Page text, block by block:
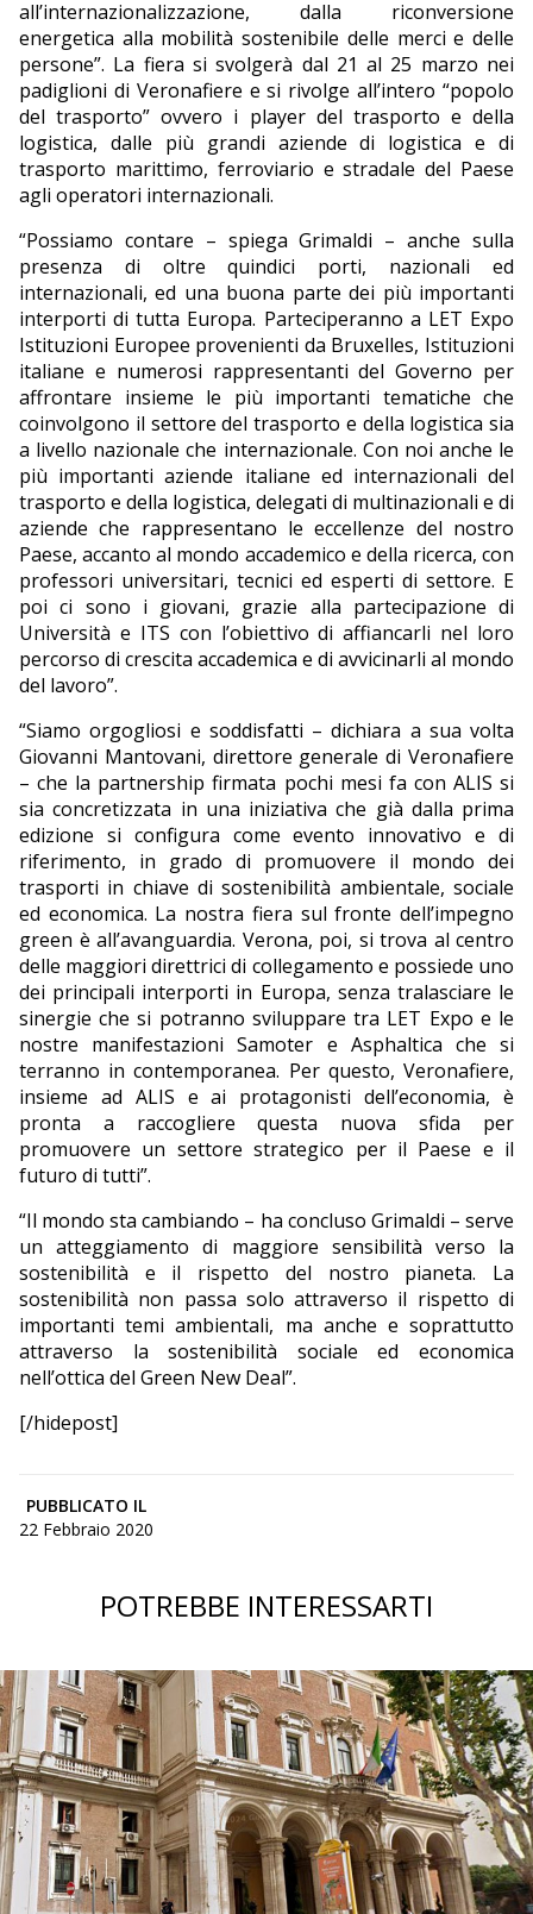
all’internazionalizzazione, dalla riconversione
energetica alla mobilità sostenibile delle merci e delle
persone”. La fiera si svolgerà dal 21 al 25 marzo nei
padiglioni di Veronafiere e si rivolge all’intero “popolo
del trasporto” ovvero i player del trasporto e della
logistica, dalle più grandi aziende di logistica e di
trasporto marittimo, ferroviario e stradale del Paese
agli operatori internazionali.
“Possiamo contare – spiega Grimaldi – anche sulla
presenza di oltre quindici porti, nazionali ed
internazionali, ed una buona parte dei più importanti
interporti di tutta Europa. Parteciperanno a LET Expo
Istituzioni Europee provenienti da Bruxelles, Istituzioni
italiane e numerosi rappresentanti del Governo per
affrontare insieme le più importanti tematiche che
coinvolgono il settore del trasporto e della logistica sia
a livello nazionale che internazionale. Con noi anche le
più importanti aziende italiane ed internazionali del
trasporto e della logistica, delegati di multinazionali e di
aziende che rappresentano le eccellenze del nostro
Paese, accanto al mondo accademico e della ricerca, con
professori universitari, tecnici ed esperti di settore. E
poi ci sono i giovani, grazie alla partecipazione di
Università e ITS con l’obiettivo di affiancarli nel loro
percorso di crescita accademica e di avvicinarli al mondo
del lavoro”.
“Siamo orgogliosi e soddisfatti – dichiara a sua volta
Giovanni Mantovani, direttore generale di Veronafiere
– che la partnership firmata pochi mesi fa con ALIS si
sia concretizzata in una iniziativa che già dalla prima
edizione si configura come evento innovativo e di
riferimento, in grado di promuovere il mondo dei
trasporti in chiave di sostenibilità ambientale, sociale
ed economica. La nostra fiera sul fronte dell’impegno
green è all’avanguardia. Verona, poi, si trova al centro
delle maggiori direttrici di collegamento e possiede uno
dei principali interporti in Europa, senza tralasciare le
sinergie che si potranno sviluppare tra LET Expo e le
nostre manifestazioni Samoter e Asphaltica che si
terranno in contemporanea. Per questo, Veronafiere,
insieme ad ALIS e ai protagonisti dell’economia, è
pronta a raccogliere questa nuova sfida per
promuovere un settore strategico per il Paese e il
futuro di tutti”.
“Il mondo sta cambiando – ha concluso Grimaldi – serve
un atteggiamento di maggiore sensibilità verso la
sostenibilità e il rispetto del nostro pianeta. La
sostenibilità non passa solo attraverso il rispetto di
importanti temi ambientali, ma anche e soprattutto
attraverso la sostenibilità sociale ed economica
nell’ottica del Green New Deal”.
[/hidepost]
PUBBLICATO IL
22 Febbraio 2020
POTREBBE INTERESSARTI